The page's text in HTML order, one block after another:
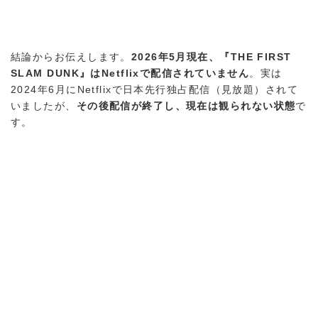
結論からお伝えします。 2026年5月現在、『THE FIRST
SLAM DUNK』はNetflixで配信されていません。実は
2024年6月にNetflixで日本先行独占配信（見放題）されて
いましたが、 その後配信が終了し、現在は観られない状態で
す。